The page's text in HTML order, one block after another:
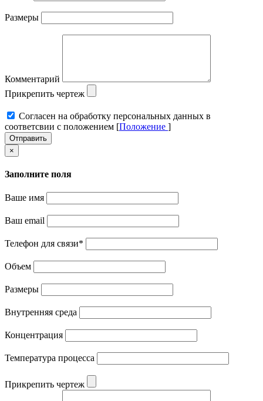
Размеры
Комментарий
Прикрепить чертеж
Cогласен на обработку персональных данных в
соответсвии с положением [Положение ]
Отправить
×
Заполните поля
Ваше имя
Ваш email
Телефон для связи*
Объем
Размеры
Внутренняя среда
Концентрация
Температура процесса
Прикрепить чертеж